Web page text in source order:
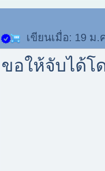
เขียนเมื่อ: 19 ม.
ขอให้จับได้โ